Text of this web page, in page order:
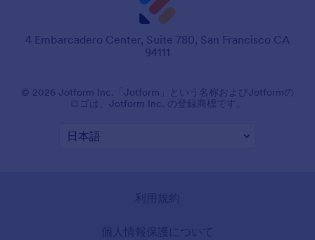
4 Embarcadero Center, Suite 780, San Francisco CA
94111
© 2026 Jotform Inc.「Jotform」という名称およびJotformの
ロゴは、Jotform Inc. の登録商標です。
利用規約
個人情報保護について